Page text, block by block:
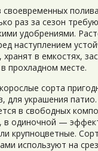
своевременных
раз за сезон
удобрениями.
наступлением
в емкостях,
прохладном месте.
сорта
для украшения
в свободных
в одиночной —
крупноцветные.
используют на